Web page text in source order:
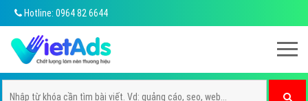
Hotline: 0964 82 6644